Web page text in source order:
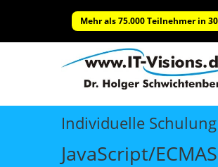
Mehr als 75.000 Teilnehmer in
Individuelle
JavaScript/